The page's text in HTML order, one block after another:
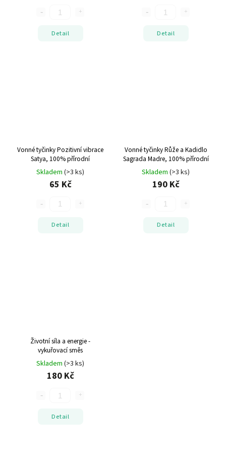
Detail Detail
Vonné tyčinky Pozitivní vibrace
Satya, 100% přírodní
Skladem (>3 ks)
65 Kč
Detail
Vonné tyčinky Růže a Kadidlo
Sagrada Madre, 100% přírodní
Skladem (>3 ks)
190 Kč
Detail
Životní síla a energie -
vykuřovací směs
Skladem (>3 ks)
180 Kč
Detail